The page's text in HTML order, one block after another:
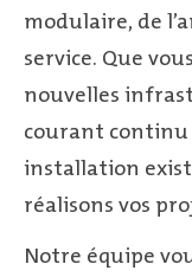
modulaire, de
service. Que
nouvelles
courant continu
installation
réalisons vos
Notre équipe